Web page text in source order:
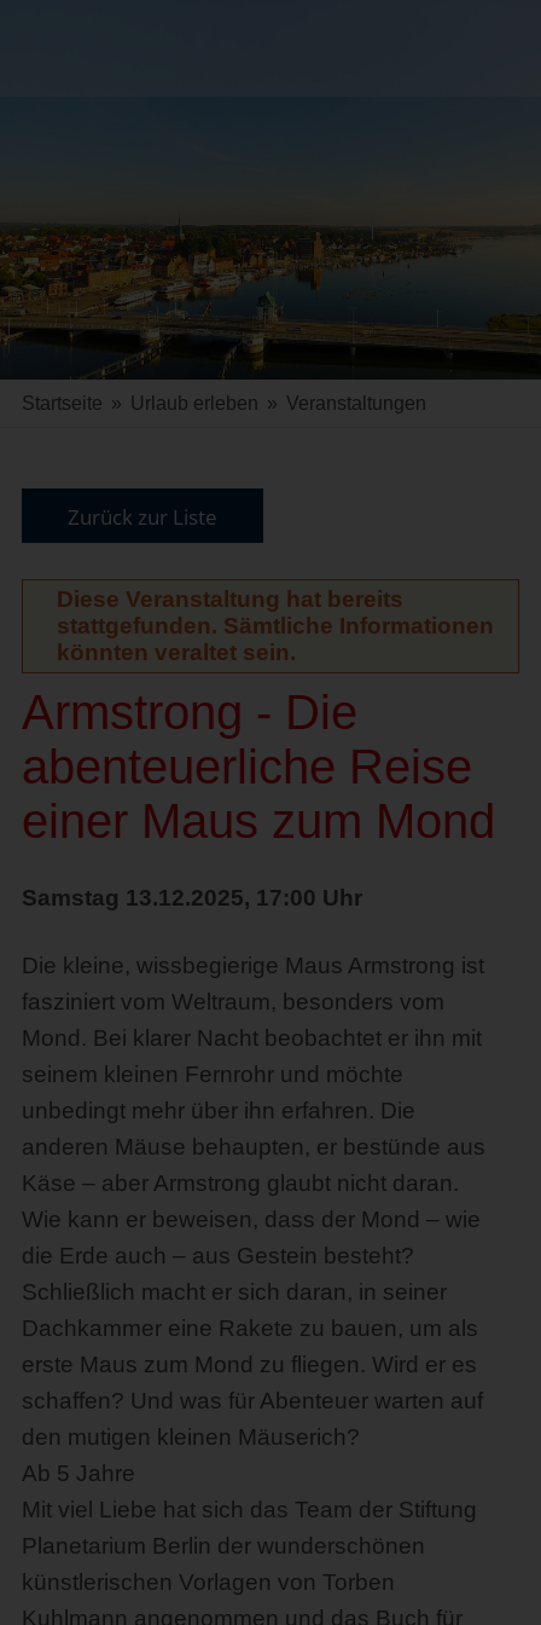
Startseite » Urlaub erleben » Veranstaltungen
Zurück zur Liste
Diese Veranstaltung hat bereits
stattgefunden. Sämtliche Informationen
könnten veraltet sein.
Armstrong - Die
abenteuerliche Reise
einer Maus zum Mond
Samstag 13.12.2025, 17:00 Uhr
Die kleine, wissbegierige Maus Armstrong ist
fasziniert vom Weltraum, besonders vom
Mond. Bei klarer Nacht beobachtet er ihn mit
seinem kleinen Fernrohr und möchte
unbedingt mehr über ihn erfahren. Die
anderen Mäuse behaupten, er bestünde aus
Käse – aber Armstrong glaubt nicht daran.
Wie kann er beweisen, dass der Mond – wie
die Erde auch – aus Gestein besteht?
Schließlich macht er sich daran, in seiner
Dachkammer eine Rakete zu bauen, um als
erste Maus zum Mond zu fliegen. Wird er es
schaffen? Und was für Abenteuer warten auf
den mutigen kleinen Mäuserich?
Ab 5 Jahre
Mit viel Liebe hat sich das Team der Stiftung
Planetarium Berlin der wunderschönen
künstlerischen Vorlagen von Torben
Kuhlmann angenommen und das Buch für